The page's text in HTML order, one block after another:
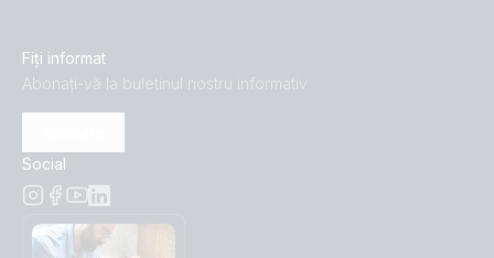
Fiți informat
Abonați-vă la buletinul nostru informativ
Social